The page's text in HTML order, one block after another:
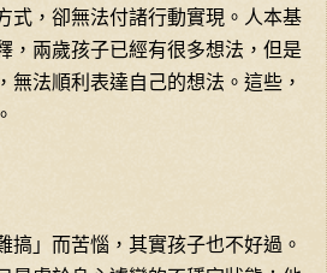
式，卻無法付諸行動實現。人本基
，兩歲孩子已經有很多想法，但是
無法順利表達自己的想法。這些，
搞」而苦惱，其實孩子也不好過。